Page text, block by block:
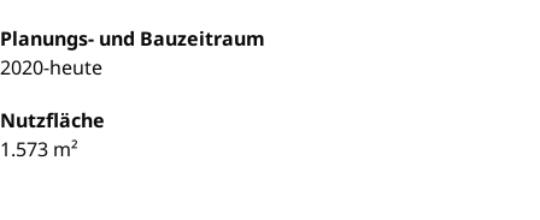
Planungs- und Bauzeitraum
2020-heute
Nutzfläche
1.573 m²